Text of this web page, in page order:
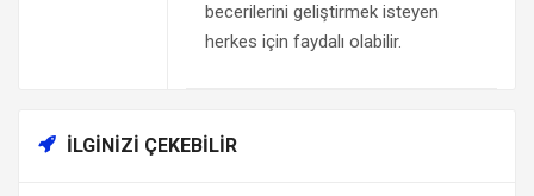
becerilerini geliştirmek isteyen
herkes için faydalı olabilir.
İLGINIZI ÇEKEBILIR